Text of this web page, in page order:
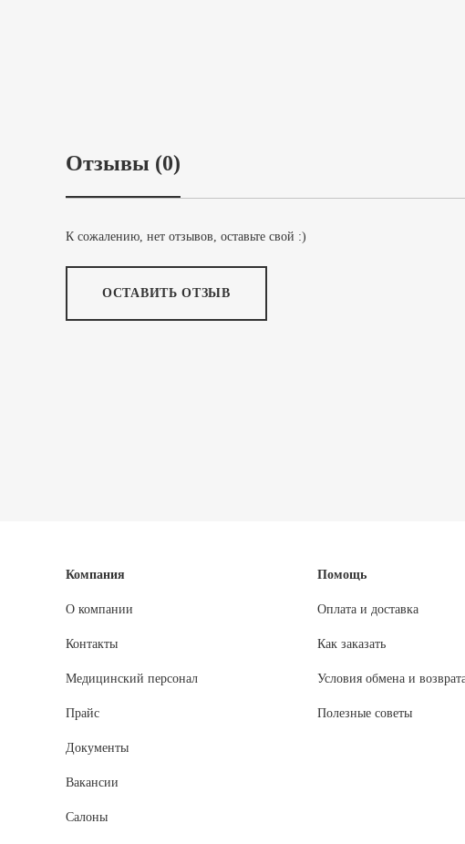
Отзывы (0)
К сожалению, нет отзывов, оставьте свой :)
ОСТАВИТЬ ОТЗЫВ
Компания
О компании
Контакты
Медицинский персонал
Прайс
Документы
Вакансии
Салоны
Помощь
Оплата и доставка
Как заказать
Условия обмена и
Полезные советы